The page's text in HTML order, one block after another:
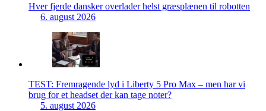
Hver fjerde dansker overlader helst græsplænen til robotten
6. august 2026
TEST: Fremragende lyd i Liberty 5 Pro Max – men har vi
brug for et headset der kan tage noter?
5. august 2026